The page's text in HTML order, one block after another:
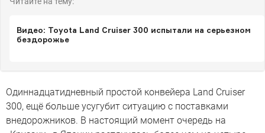
Видео: Toyota Land Cruiser 300 испытали на серьезном
бездорожье
Одиннадцатидневный простой конвейера Land Cruiser
300, ещё больше усугубит ситуацию с поставками
внедорожников. В настоящий момент очередь на